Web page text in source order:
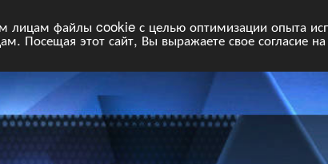
файлы cookie с целью оптимизации опыта
Посещая этот сайт, Вы выражаете свое согласие